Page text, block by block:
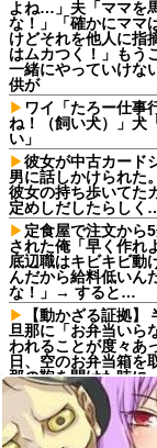
よね…」夫「ママを
な！」「確かにママ
けどそれを他人に指
はムカつく！」もう
一緒にやっていけな
供が
ワイ「たろー仕事
ね！（飼い犬）」犬
い」
彼女が中古カード
男に話しかけられた
彼女の持ち歩いてた
定めしだしたらしく
定食屋で注文から
された俺「早く作れ
底辺職はキビキビ動
んだから給料低いん
な！」→ すると…
【動かざる証拠】
旦那に「お弁当いら
われることが度々あ
日、空のお弁当箱を
那の鞄を開けた時に
ツを発見してしまう
元夫「会社をクビ
た…」私「そうな